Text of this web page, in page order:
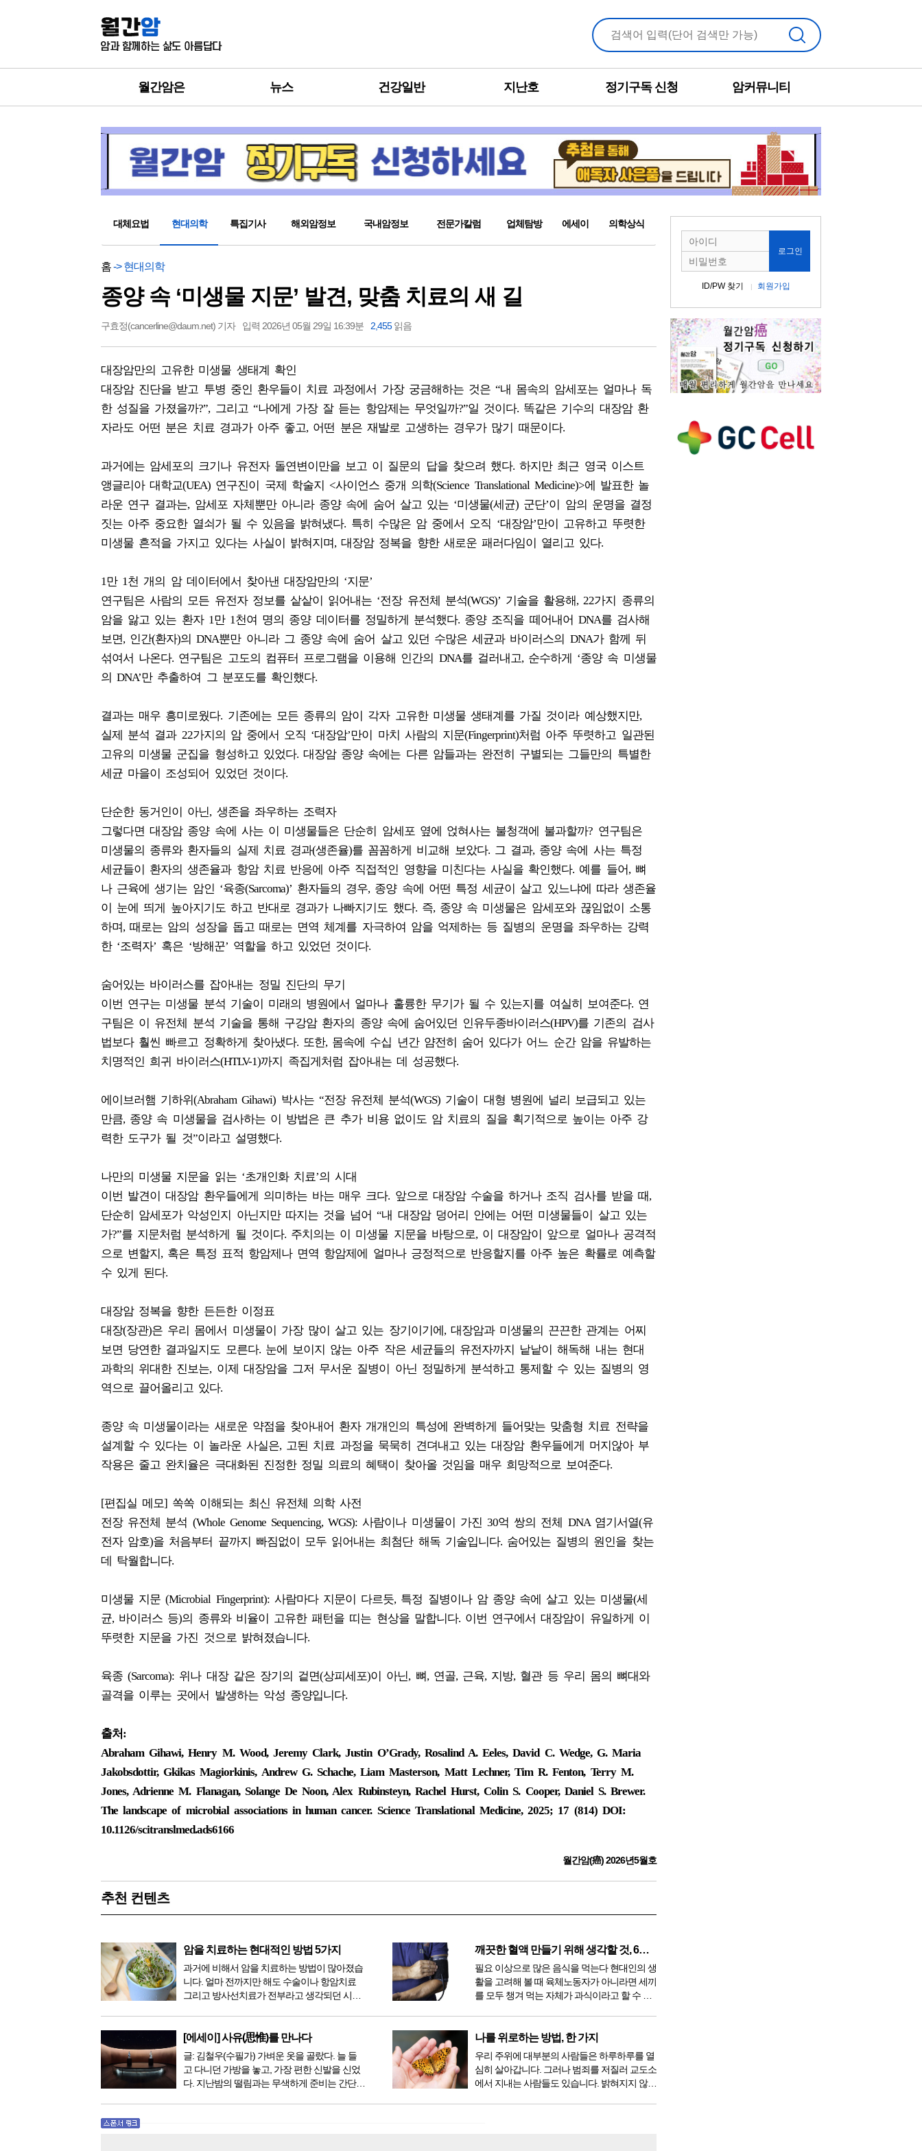
검색
월간암은 뉴스 건강일반 지난호 정기구독 신청 암커뮤니티
대체요법 현대의학 특집기사 해외암정보 국내암정보 전문가칼럼 업체탐방 에세이 의학상식
홈-> 현대의학
종양 속 ‘미생물 지문’ 발견, 맞춤 치료의 새 길
구효정(cancerline@daum.net) 기자 입력 2026년 05월 29일 16:39분 2,455읽음
대장암만의 고유한 미생물 생태계 확인
대장암 진단을 받고 투병 중인 환우들이 치료 과정에서 가장 궁금해하는 것은 “내 몸속의 암세포는 얼마나 독
한 성질을 가졌을까?”, 그리고 “나에게 가장 잘 듣는 항암제는 무엇일까?”일 것이다. 똑같은 기수의 대장암 환
자라도 어떤 분은 치료 경과가 아주 좋고, 어떤 분은 재발로 고생하는 경우가 많기 때문이다.
과거에는 암세포의 크기나 유전자 돌연변이만을 보고 이 질문의 답을 찾으려 했다. 하지만 최근 영국 이스트
앵글리아 대학교(UEA) 연구진이 국제 학술지 <사이언스 중개 의학(Science Translational Medicine)>에 발표한 놀
라운 연구 결과는, 암세포 자체뿐만 아니라 종양 속에 숨어 살고 있는 ‘미생물(세균) 군단’이 암의 운명을 결정
짓는 아주 중요한 열쇠가 될 수 있음을 밝혀냈다. 특히 수많은 암 중에서 오직 ‘대장암’만이 고유하고 뚜렷한
미생물 흔적을 가지고 있다는 사실이 밝혀지며, 대장암 정복을 향한 새로운 패러다임이 열리고 있다.
1만 1천 개의 암 데이터에서 찾아낸 대장암만의 ‘지문’
연구팀은 사람의 모든 유전자 정보를 샅샅이 읽어내는 ‘전장 유전체 분석(WGS)’ 기술을 활용해, 22가지 종류의
암을 앓고 있는 환자 1만 1천여 명의 종양 데이터를 정밀하게 분석했다. 종양 조직을 떼어내어 DNA를 검사해
보면, 인간(환자)의 DNA뿐만 아니라 그 종양 속에 숨어 살고 있던 수많은 세균과 바이러스의 DNA가 함께 뒤
섞여서 나온다. 연구팀은 고도의 컴퓨터 프로그램을 이용해 인간의 DNA를 걸러내고, 순수하게 ‘종양 속 미생물
의 DNA’만 추출하여 그 분포도를 확인했다.
결과는 매우 흥미로웠다. 기존에는 모든 종류의 암이 각자 고유한 미생물 생태계를 가질 것이라 예상했지만,
실제 분석 결과 22가지의 암 중에서 오직 ‘대장암’만이 마치 사람의 지문(Fingerprint)처럼 아주 뚜렷하고 일관된
고유의 미생물 군집을 형성하고 있었다. 대장암 종양 속에는 다른 암들과는 완전히 구별되는 그들만의 특별한
세균 마을이 조성되어 있었던 것이다.
단순한 동거인이 아닌, 생존을 좌우하는 조력자
그렇다면 대장암 종양 속에 사는 이 미생물들은 단순히 암세포 옆에 얹혀사는 불청객에 불과할까? 연구팀은
미생물의 종류와 환자들의 실제 치료 경과(생존율)를 꼼꼼하게 비교해 보았다. 그 결과, 종양 속에 사는 특정
세균들이 환자의 생존율과 항암 치료 반응에 아주 직접적인 영향을 미친다는 사실을 확인했다. 예를 들어, 뼈
나 근육에 생기는 암인 ‘육종(Sarcoma)’ 환자들의 경우, 종양 속에 어떤 특정 세균이 살고 있느냐에 따라 생존율
이 눈에 띄게 높아지기도 하고 반대로 경과가 나빠지기도 했다. 즉, 종양 속 미생물은 암세포와 끊임없이 소통
하며, 때로는 암의 성장을 돕고 때로는 면역 체계를 자극하여 암을 억제하는 등 질병의 운명을 좌우하는 강력
한 ‘조력자’ 혹은 ‘방해꾼’ 역할을 하고 있었던 것이다.
숨어있는 바이러스를 잡아내는 정밀 진단의 무기
이번 연구는 미생물 분석 기술이 미래의 병원에서 얼마나 훌륭한 무기가 될 수 있는지를 여실히 보여준다. 연
구팀은 이 유전체 분석 기술을 통해 구강암 환자의 종양 속에 숨어있던 인유두종바이러스(HPV)를 기존의 검사
법보다 훨씬 빠르고 정확하게 찾아냈다. 또한, 몸속에 수십 년간 얌전히 숨어 있다가 어느 순간 암을 유발하는
치명적인 희귀 바이러스(HTLV-1)까지 족집게처럼 잡아내는 데 성공했다.
에이브러햄 기하위(Abraham Gihawi) 박사는 “전장 유전체 분석(WGS) 기술이 대형 병원에 널리 보급되고 있는
만큼, 종양 속 미생물을 검사하는 이 방법은 큰 추가 비용 없이도 암 치료의 질을 획기적으로 높이는 아주 강
력한 도구가 될 것”이라고 설명했다.
나만의 미생물 지문을 읽는 ‘초개인화 치료’의 시대
이번 발견이 대장암 환우들에게 의미하는 바는 매우 크다. 앞으로 대장암 수술을 하거나 조직 검사를 받을 때,
단순히 암세포가 악성인지 아닌지만 따지는 것을 넘어 “내 대장암 덩어리 안에는 어떤 미생물들이 살고 있는
가?”를 지문처럼 분석하게 될 것이다. 주치의는 이 미생물 지문을 바탕으로, 이 대장암이 앞으로 얼마나 공격적
으로 변할지, 혹은 특정 표적 항암제나 면역 항암제에 얼마나 긍정적으로 반응할지를 아주 높은 확률로 예측할
수 있게 된다.
대장암 정복을 향한 든든한 이정표
대장(장관)은 우리 몸에서 미생물이 가장 많이 살고 있는 장기이기에, 대장암과 미생물의 끈끈한 관계는 어찌
보면 당연한 결과일지도 모른다. 눈에 보이지 않는 아주 작은 세균들의 유전자까지 낱낱이 해독해 내는 현대
과학의 위대한 진보는, 이제 대장암을 그저 무서운 질병이 아닌 정밀하게 분석하고 통제할 수 있는 질병의 영
역으로 끌어올리고 있다.
종양 속 미생물이라는 새로운 약점을 찾아내어 환자 개개인의 특성에 완벽하게 들어맞는 맞춤형 치료 전략을
설계할 수 있다는 이 놀라운 사실은, 고된 치료 과정을 묵묵히 견뎌내고 있는 대장암 환우들에게 머지않아 부
작용은 줄고 완치율은 극대화된 진정한 정밀 의료의 혜택이 찾아올 것임을 매우 희망적으로 보여준다.
[편집실 메모] 쏙쏙 이해되는 최신 유전체 의학 사전
전장 유전체 분석 (Whole Genome Sequencing, WGS): 사람이나 미생물이 가진 30억 쌍의 전체 DNA 염기서열(유
전자 암호)을 처음부터 끝까지 빠짐없이 모두 읽어내는 최첨단 해독 기술입니다. 숨어있는 질병의 원인을 찾는
데 탁월합니다.
미생물 지문 (Microbial Fingerprint): 사람마다 지문이 다르듯, 특정 질병이나 암 종양 속에 살고 있는 미생물(세
균, 바이러스 등)의 종류와 비율이 고유한 패턴을 띠는 현상을 말합니다. 이번 연구에서 대장암이 유일하게 이
뚜렷한 지문을 가진 것으로 밝혀졌습니다.
육종 (Sarcoma): 위나 대장 같은 장기의 겉면(상피세포)이 아닌, 뼈, 연골, 근육, 지방, 혈관 등 우리 몸의 뼈대와
골격을 이루는 곳에서 발생하는 악성 종양입니다.
출처:
Abraham Gihawi, Henry M. Wood, Jeremy Clark, Justin O’Grady, Rosalind A. Eeles, David C. Wedge, G. Maria
Jakobsdottir, Gkikas Magiorkinis, Andrew G. Schache, Liam Masterson, Matt Lechner, Tim R. Fenton, Terry M.
Jones, Adrienne M. Flanagan, Solange De Noon, Alex Rubinsteyn, Rachel Hurst, Colin S. Cooper, Daniel S. Brewer.
The landscape of microbial associations in human cancer. Science Translational Medicine, 2025; 17 (814) DOI:
10.1126/scitranslmed.ads6166
월간암(癌) 2026년5월호
추천 컨텐츠
암을 치료하는 현대적인 방법 5가지
과거에 비해서 암을 치료하는 방법이 많아졌습
니다. 얼마 전까지만 해도 수술이나 항암치료
그리고 방사선치료가 전부라고 생각되던 시절
료기가 들어오면서 암을 치료하는 방법이 하나
더 추가되었습니다. 중입...
깨끗한 혈액 만들기 위해 생각할 것, 6가지
필요 이상으로 많은 음식을 먹는다 현대인의 생
활을 고려해 볼 때 육체노동자가 아니라면 세끼
를 모두 챙겨 먹는 자체가 과식이라고 할 수 있
점심, 저녁을 습관적으로 음식을 섭취한다. 게
다...
[에세이] 사유(思惟)를 만나다
글: 김철우(수필가) 가벼운 옷을 골랐다. 늘 들
고 다니던 가방을 놓고, 가장 편한 신발을 신었
다. 지난밤의 떨림과는 무색하게 준비는 간단했
나를 위로하는 방법, 한 가지
우리 주위에 대부분의 사람들은 하루하루를 열
심히 살아갑니다. 그러나 범죄를 저질러 교도소
에서 지내는 사람들도 있습니다. 밝혀지지 않았
로그인
ID/PW 찾기 회원가입